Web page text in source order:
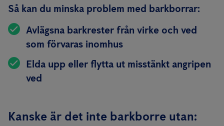
Så kan du minska problem med barkborrar:
Avlägsna barkrester från virke och ved
som förvaras inomhus
Elda upp eller flytta ut misstänkt angripen
ved
Kanske är det inte barkborre utan: